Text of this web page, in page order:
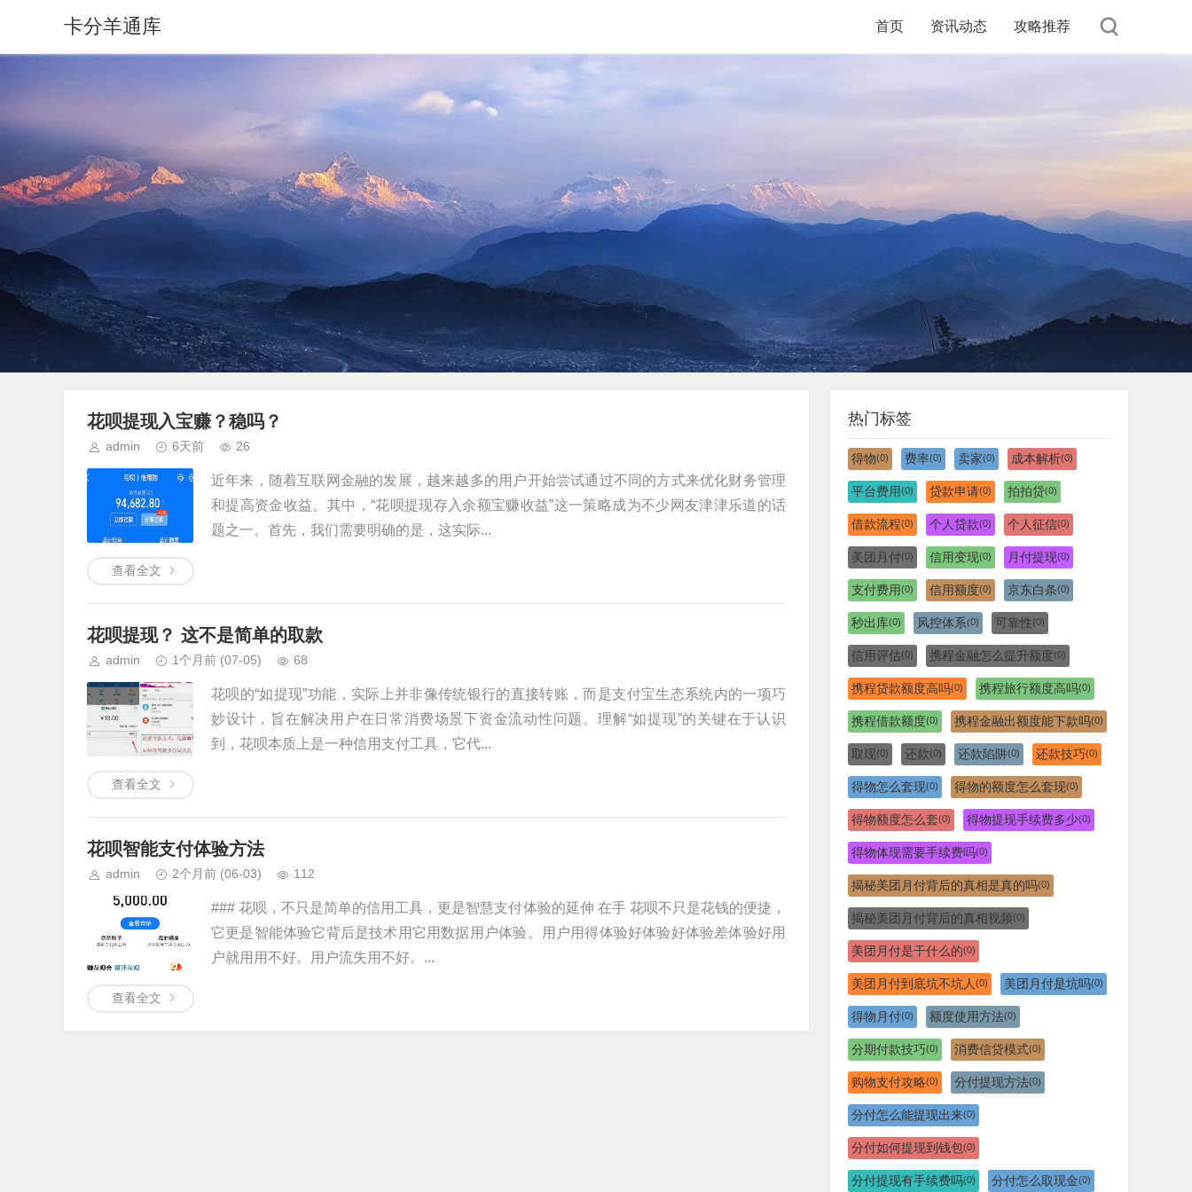
卡分羊通库 首页 资讯动态 攻略推荐
花呗提现入宝赚？稳吗？
admin 6天前 26
近年来，随着互联网金融的发展，越来越多的用户开始尝试通过不同的方式来优化财务管理
和提高资金收益。其中，“花呗提现存入余额宝赚收益”这一策略成为不少网友津津乐道的话
题之一。首先，我们需要明确的是，这实际...
查看全文
花呗提现？ 这不是简单的取款
admin 1个月前 (07-05) 68
花呗的“如提现”功能，实际上并非像传统银行的直接转账，而是支付宝生态系统内的一项巧
妙设计，旨在解决用户在日常消费场景下资金流动性问题。理解“如提现”的关键在于认识
到，花呗本质上是一种信用支付工具，它代...
查看全文
花呗智能支付体验方法
admin 2个月前 (06-03) 112
### 花呗，不只是简单的信用工具，更是智慧支付体验的延伸 在手 花呗不只是花钱的便捷，
它更是智能体验它背后是技术用它用数据用户体验。用户用得体验好体验好体验差体验好用
户就用用不好。用户流失用不好。...
查看全文
热门标签
得物(0) 费率(0) 卖家(0) 成本解析(0)
平台费用(0) 贷款申请(0) 拍拍贷(0)
借款流程(0) 个人贷款(0) 个人征信(0)
美团月付(0) 信用变现(0) 月付提现(0)
支付费用(0) 信用额度(0) 京东白条(0)
秒出库(0) 风控体系(0) 可靠性(0)
信用评估(0) 携程金融怎么提升额度(0)
携程贷款额度高吗(0) 携程旅行额度高吗(0)
携程借款额度(0) 携程金融出额度能下款吗(0)
取现(0) 还款(0) 还款陷阱(0) 还款技巧(0)
得物怎么套现(0) 得物的额度怎么套现(0)
得物额度怎么套(0) 得物提现手续费多少(0)
得物体现需要手续费吗(0)
揭秘美团月付背后的真相是真的吗(0)
揭秘美团月付背后的真相视频(0)
美团月付是干什么的(0)
美团月付到底坑不坑人 (0) 美团月付是坑吗(0)
得物月付(0) 额度使用方法(0)
分期付款技巧(0) 消费信贷模式(0)
购物支付攻略(0) 分付提现方法(0)
分付怎么能提现出来(0)
分付如何提现到钱包(0)
分付提现有手续费吗(0) 分付怎么取现金(0)